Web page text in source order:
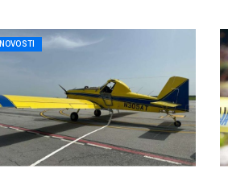
NOVOSTI